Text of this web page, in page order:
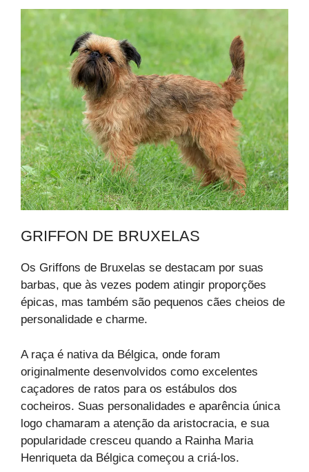
GRIFFON DE BRUXELAS
Os Griffons de Bruxelas se destacam por suas
barbas, que às vezes podem atingir proporções
épicas, mas também são pequenos cães cheios de
personalidade e charme.
A raça é nativa da Bélgica, onde foram
originalmente desenvolvidos como excelentes
caçadores de ratos para os estábulos dos
cocheiros. Suas personalidades e aparência única
logo chamaram a atenção da aristocracia, e sua
popularidade cresceu quando a Rainha Maria
Henriqueta da Bélgica começou a criá-los.